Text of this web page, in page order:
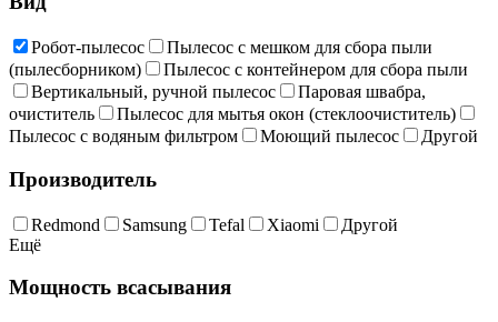
Робот-пылесос
Пылесос с мешком для сбора пыли
(пылесборником)
Пылесос с контейнером для сбора пыли
Вертикальный, ручной пылесос
Паровая швабра,
очиститель
Пылесос для мытья окон (стеклоочиститель)
Пылесос с водяным фильтром
Моющий пылесос Другой
Производитель
Redmond Samsung Tefal Xiaomi
Другой
Ещё
Мощность всасывания